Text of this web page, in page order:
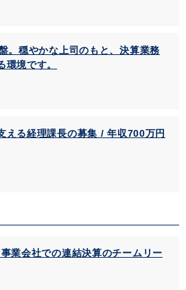
。穏やかな上司のもと、決算業務
環境です。
える経理課長の募集 / 年収700万円
事業会社での連結決算のチームリー